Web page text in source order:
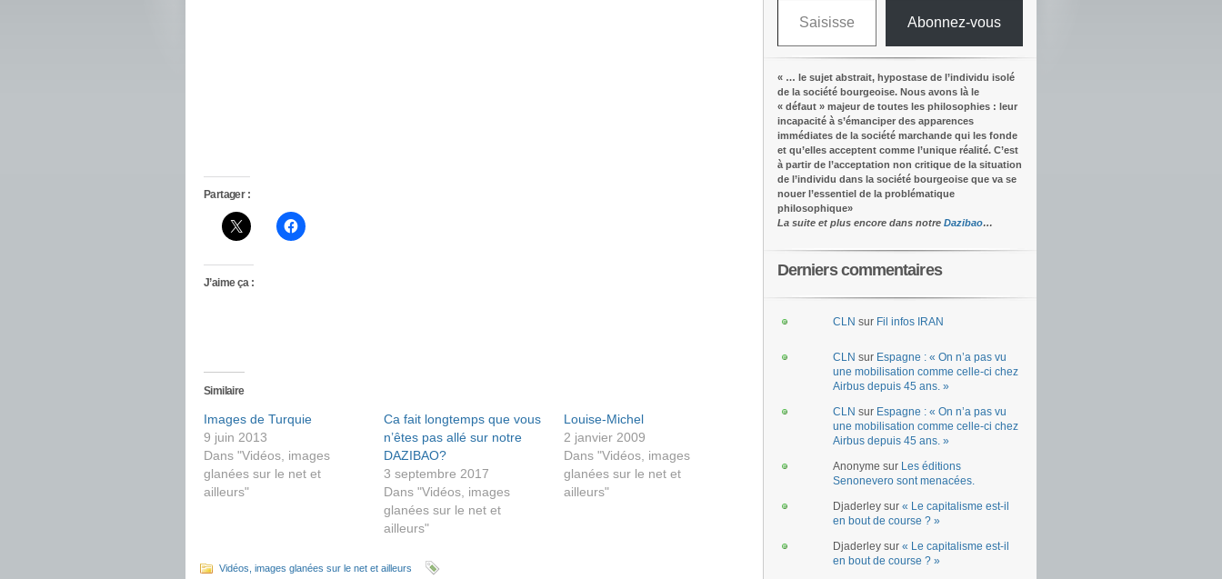
Partager :
J’aime ça :
Similaire
Images de Turquie
9 juin 2013
Dans "Vidéos, images
glanées sur le net et
ailleurs"
Ca fait longtemps que vous
n’êtes pas allé sur notre
DAZIBAO?
3 septembre 2017
Dans "Vidéos, images
glanées sur le net et
ailleurs"
Louise-Michel
2 janvier 2009
Dans "Vidéos, images
glanées sur le net et
ailleurs"
Vidéos, images glanées sur le net et ailleurs
Abonnez-vous
« … le sujet abstrait, hypostase de l’individu isolé
de la société bourgeoise. Nous avons là le
« défaut » majeur de toutes les philosophies : leur
incapacité à s’émanciper des apparences
immédiates de la société marchande qui les fonde
et qu’elles acceptent comme l’unique réalité. C’est
à partir de l’acceptation non critique de la situation
de l’individu dans la société bourgeoise que va se
nouer l’essentiel de la problématique
philosophique»
La suite et plus encore dans notre Dazibao…
Derniers commentaires
CLN sur Fil infos IRAN
CLN sur Espagne : « On n’a pas vu
une mobilisation comme celle-ci chez
Airbus depuis 45 ans. »
CLN sur Espagne : « On n’a pas vu
une mobilisation comme celle-ci chez
Airbus depuis 45 ans. »
Anonyme sur Les éditions
Senonevero sont menacées.
Djaderley sur « Le capitalisme est-il
en bout de course ? »
Djaderley sur « Le capitalisme est-il
en bout de course ? »